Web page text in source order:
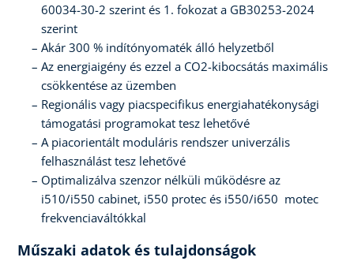
60034-30-2 szerint és 1. fokozat a GB30253-2024
szerint
Akár 300 % indítónyomaték álló helyzetből
Az energiaigény és ezzel a CO2-kibocsátás maximális
csökkentése az üzemben
Regionális vagy piacspecifikus energiahatékonysági
támogatási programokat tesz lehetővé
A piacorientált moduláris rendszer univerzális
felhasználást tesz lehetővé
Optimalizálva szenzor nélküli működésre az
i510/i550 cabinet, i550 protec és i550/i650 motec
frekvenciaváltókkal
Műszaki adatok és tulajdonságok